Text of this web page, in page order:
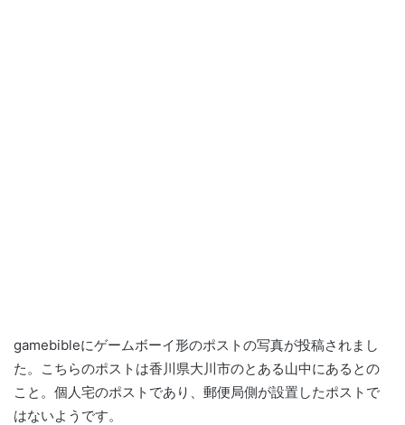
gamebibleにゲームボーイ形のポストの写真が投稿されまし
た。こちらのポストは香川県大川市のとある山中にあるとの
こと。個人宅のポストであり、郵便局側が設置したポストで
はないようです。